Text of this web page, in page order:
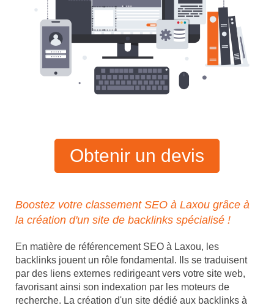
Obtenir un devis
Boostez votre classement SEO à Laxou grâce à
la création d'un site de backlinks spécialisé !
En matière de référencement SEO à Laxou, les
backlinks jouent un rôle fondamental. Ils se traduisent
par des liens externes redirigeant vers votre site web,
favorisant ainsi son indexation par les moteurs de
recherche. La création d'un site dédié aux backlinks à